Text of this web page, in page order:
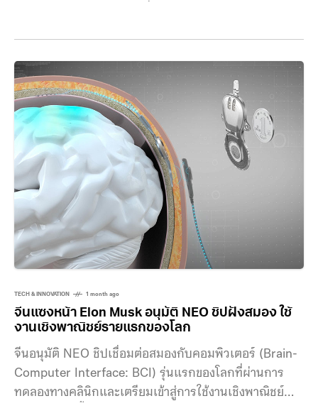
เขาได้ร้องเรียนหลายครั้งเกี่ยวกับการที่บริษัทให้ความ
สำคัญกับความเร็วในการพัฒนามากกว่าประเด็นด้านความ
ปลอดภัย คิมอ้างว่าเขากังวลว่า Grok อาจสร้างผลกระทบ
เชิงลบ เช่น การเลือกปฏิบัติ การเผยแพร่ข้อมูลอันตราย
TECH & INNOVATION 1 month ago
จีนแซงหน้า Elon Musk อนุมัติ NEO ชิปฝังสมอง ใช้
งานเชิงพาณิชย์รายแรกของโลก
จีนอนุมัติ NEO ชิปเชื่อมต่อสมองกับคอมพิวเตอร์ (Brain-
Computer Interface: BCI) รุ่นแรกของโลกที่ผ่านการ
ทดลองทางคลินิกและเตรียมเข้าสู่การใช้งานเชิงพาณิชย์